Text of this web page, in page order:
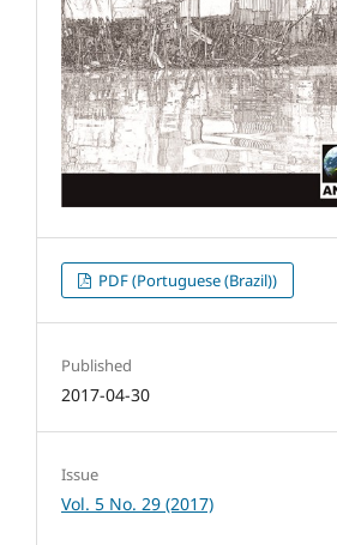
PDF (Portuguese (Brazil))
Published
2017-04-30
Issue
Vol. 5 No. 29 (2017)